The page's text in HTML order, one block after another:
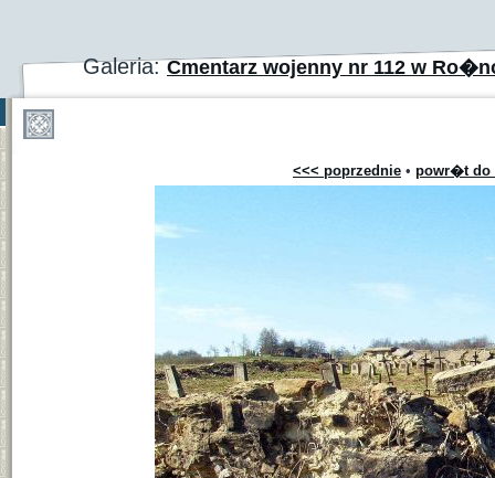
Galeria:Cmentarz wojenny nr 112 w
<<< poprzednie • powr�t do